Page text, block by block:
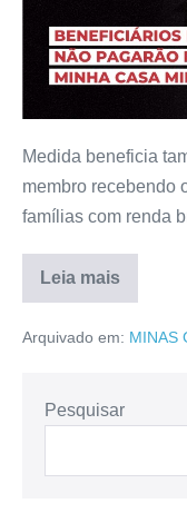
Medida beneficia
membro recebendo
famílias com renda
Leia mais
Arquivado em: MINAS
Pesquisar